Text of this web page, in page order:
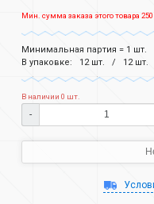
Мин. сумма заказа этого товара
Минимальная партия = 1 шт.
В упаковке:
12 шт. 12 шт.
В наличии 0 шт.
-